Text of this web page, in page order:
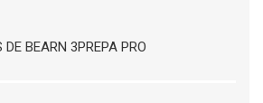
DE BEARN 3PREPA PRO